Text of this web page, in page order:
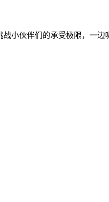
小伙伴们的承受极限，一